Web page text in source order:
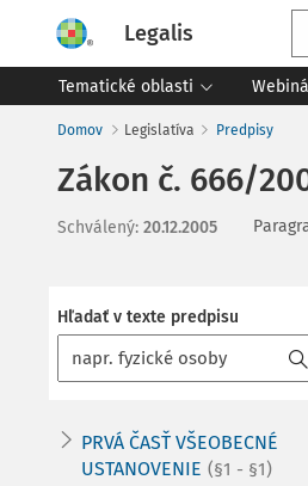
Legalis
Tematické oblasti
Domov Legislatíva Predpisy
Zákon č. 666/
Schválený: 20.12.2005
Hľadať v texte predpisu
PRVÁ ČASŤ VŠEOBECNÉ
USTANOVENIE (§1 - §1)